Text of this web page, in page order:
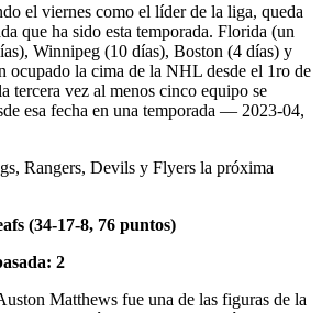
el viernes como el líder de la liga, queda
que ha sido esta temporada. Florida (un
Winnipeg (10 días), Boston (4 días) y
ocupado la cima de la NHL desde el 1ro de
tercera vez al menos cinco equipo se
esa fecha en una temporada — 2023-04,
Rangers, Devils y Flyers la próxima
(34-17-8, 76 puntos)
2
Matthews fue una de las figuras de la